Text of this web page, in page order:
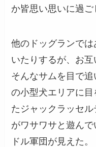
か皆思い思いに過ご
他のドッグランで
いたりするが、お互
そんなサムを目で
の小型犬エリアに
たジャックラッセ
がワサワサと遊ん
ドル軍団が見えた。